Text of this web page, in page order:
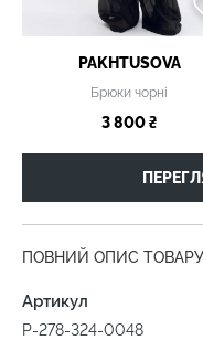
PAKHTUSOVA
Брюки чорні
3 800 ₴
ПОВНИЙ ОПИС ТОВАРУ
Артикул
P-278-324-0048